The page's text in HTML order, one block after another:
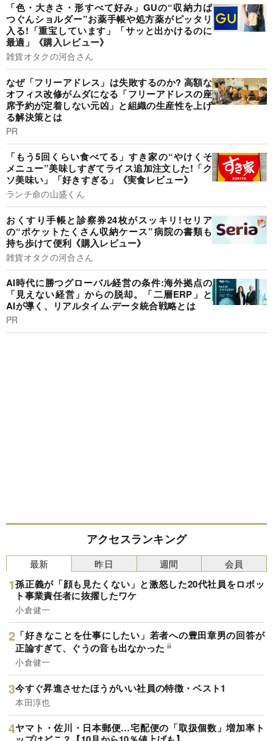
「色・大きさ・形すべて好み」GUの“収納力ば
つぐんショルダー”お薬手帳や処方薬がピッタリ
入る!「重宝しています」「サッと出かけるのに
最適」《購入レビュー》
雑貨オタクの河合さん
なぜ「フリーアドレス」は失敗するのか? 高額な
オフィス改修がムダになる「フリーアドレスの座
席予約が定着しない元凶」と組織の生産性を上げ
る解決策とは
PR
「もう5回くらい食べてる」すき家の“やけくそ
メニュー”美味しすぎてライス追加注文した!「ク
ソ美味い」「好きすぎる」《実食レビュー》
ランチ命の山盛くん
おくすり手帳と診察券24枚がスッキリ!セリア
の“ポケットたくさん収納ケース”病院の書類も
持ち歩けて便利《購入レビュー》
雑貨オタクの河合さん
AI時代に勝つグローバル経営の条件:海外拠点の
「見えない経営」からの脱却。「二層ERP」と
AIが導く、リアルタイム·データ統合戦略とは
PR
アクセスランキング
最新
孫正義が「顔も見たくない」と激怒した20代社員をロボッ
ト事業責任者に抜擢したワケ
小倉健一
「好きなことを仕事にしたい」若者への豊田章男の回答が
正論すぎて、ぐうの音も出なかった
小倉健一
今すぐ昇進させたほうがいい社員の特徴・ベスト1
本田淳也
ヤマト・佐川・日本郵便…宅配便の「取扱個数」増加率ト
昨日 週間 会員